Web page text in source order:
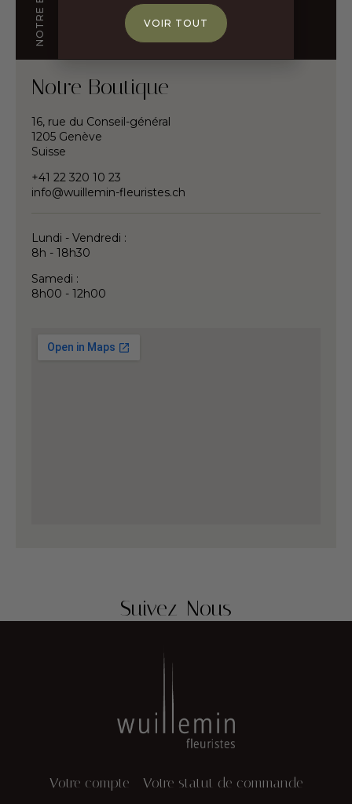
Notre Boutique
16, rue du Conseil-général
1205 Genève
Suisse
+41 22 320 10 23
info@wuillemin-fleuristes.ch
Lundi - Vendredi :
8h - 18h30
Samedi :
8h00 - 12h00
Suivez-Nous
Votre compte Votre statut de commande
VOIR TOUT